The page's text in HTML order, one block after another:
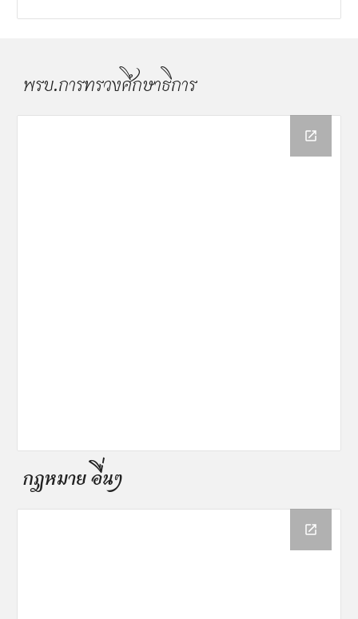
พรบ.การทรวงศึกษาธิการ
กฎหมาย อื่นๆ